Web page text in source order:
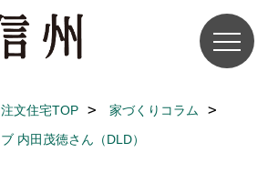
文住宅TOP
家づくりコラム
内田茂徳さん（DLD）